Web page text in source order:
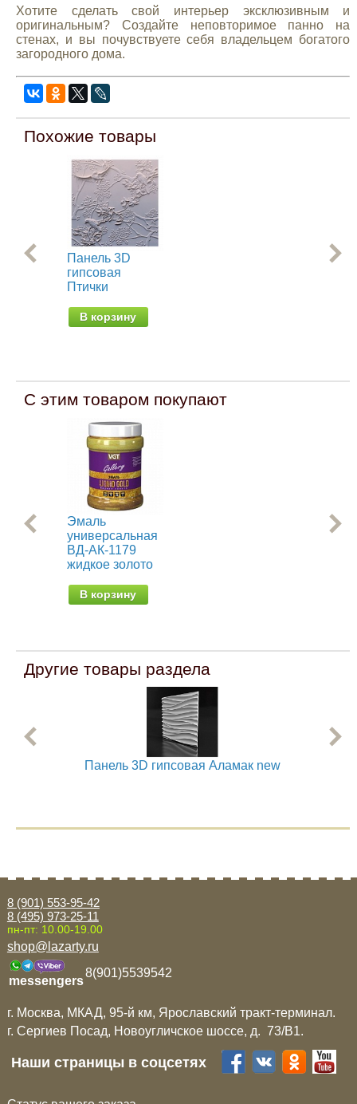
Хотите сделать свой интерьер эксклюзивным и
оригинальным? Создайте неповторимое панно на
стенах, и вы почувствуете себя владельцем богатого
загородного дома.
Похожие товары
Панель 3D
гипсовая
Птички
В корзину
С этим товаром покупают
Эмаль
универсальная
ВД-АК-1179
жидкое золото
В корзину
Другие товары раздела
Панель 3D гипсовая Аламак new
8 (901) 553-95-42
8 (495) 973-25-11
пн-пт: 10.00-19.00
shop@lazarty.ru
messengers
8(901)5539542
г. Москва, МКАД, 95-й км, Ярославский тракт-терминал.
г. Сергиев Посад, Новоугличское шоссе, д. 73/B1.
Наши страницы в соцсетях